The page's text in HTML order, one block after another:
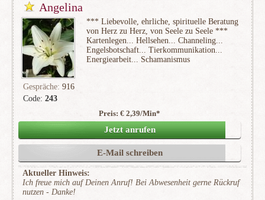
Angelina
Code: 243
*** Liebevolle, ehrliche, spirituelle Beratung
von Herz zu Herz, von Seele zu Seele ***
Kartenlegen... Hellsehen... Channeling...
Engelsbotschaft... Tierkommunikation...
Energiearbeit... Schamanismus
Gespräche: 916
(194)
Preis: € 2,39/Min*
Jetzt anrufen
E-Mail schreiben
Aktueller Hinweis:
Ich freue mich auf Deinen Anruf! Bei Abwesenheit gerne Rückruf
nutzen - Danke!